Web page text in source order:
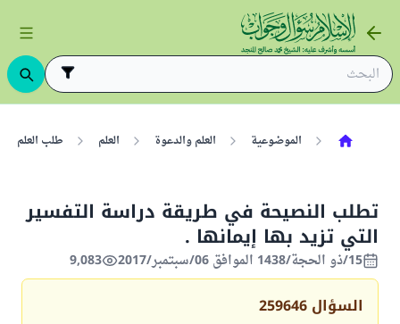
الموضوعية العلم والدعوة العلم طلب العلم
تطلب النصيحة في طريقة دراسة التفسير
التي تزيد بها إيمانها .
15/ذو الحجة/1438 الموافق 06/سبتمبر/2017 9,083
السؤال 259646